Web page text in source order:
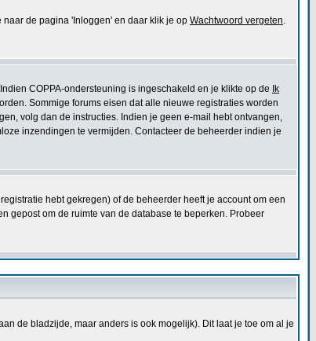
de pagina 'Inloggen' en daar klik je op Wachtwoord vergeten.
COPPA-ondersteuning is ingeschakeld en je klikte op de
Ik
Sommige forums eisen dat alle nieuwe registraties worden
volg dan de instructies. Indien je geen e-mail hebt ontvangen,
inzendingen te vermijden. Contacteer de beheerder indien je
hebt gekregen) of de beheerder heeft je account om een
gepost om de ruimte van de database te beperken. Probeer
de bladzijde, maar anders is ook mogelijk). Dit laat je toe om al je